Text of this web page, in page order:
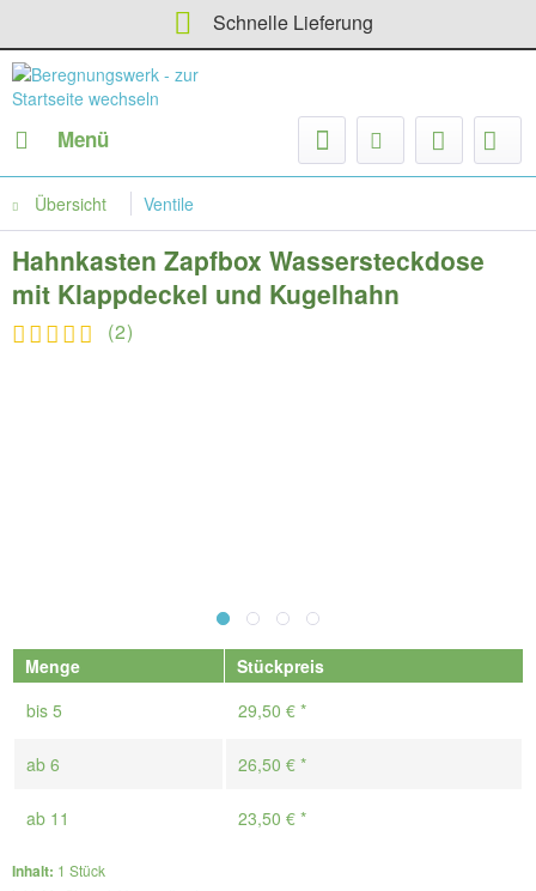
Schnelle Lieferung
Menü
Übersicht Ventile
Hahnkasten Zapfbox Wassersteckdose
mit Klappdeckel und Kugelhahn
(2)
Menge
Stückpreis
bis 5 29,50 € *
ab 6 26,50 € *
ab 11 23,50 € *
Inhalt: 1 Stück